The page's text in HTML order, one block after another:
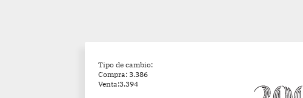
Tipo de cambio:
Compra: 3.386
Venta:3.394